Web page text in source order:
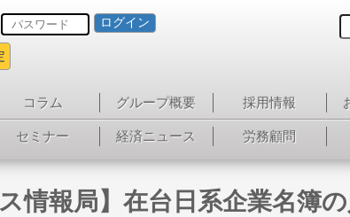
ログイン
コラム グループ概要 採用情報
セミナー 経済ニュース 労務顧問
ス情報局】在台日系企業名簿